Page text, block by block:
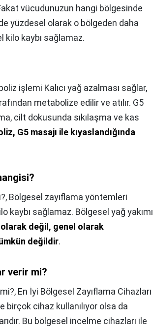
vücudunuzun hangi bölgesinde
yüzdesel olarak o bölgeden daha
kaybı sağlamaz.
işlemi Kalıcı yağ azalması sağlar,
metabolize edilir ve atılır. G5
cilt dokusunda sıkılaşma ve kas
G5 masajı ile kıyaslandığında
Bölgesel zayıflama yöntemleri
kaybı sağlamaz. Bölgesel yağ yakımı
olarak değil, genel olarak
değildir.
verir mi?
En İyi Bölgesel Zayıflama Cihazları
cihaz kullanılıyor olsa da
Bu bölgesel incelme cihazları ile